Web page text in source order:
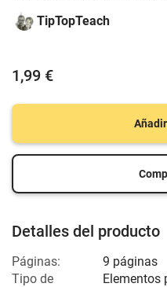
TipTopTeach
1,99 €
Detalles del producto
Páginas:
9 páginas
Tipo de
Elementos